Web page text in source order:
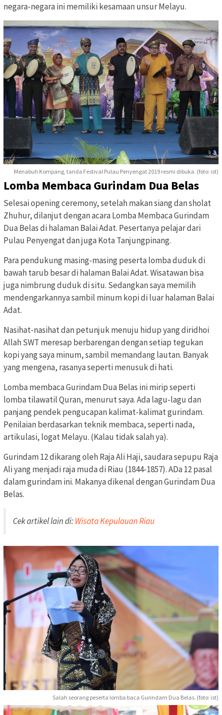
negara-negara ini memiliki kesamaan unsur Melayu.
Menabuh Kompang, tanda Festival Pulau Penyengat 2019 resmi dibuka. (foto: ist)
Lomba Membaca Gurindam Dua Belas
Selesai opening ceremony, setelah makan siang dan sholat
Zhuhur, dilanjut dengan acara Lomba Membaca Gurindam
Dua Belas di halaman Balai Adat. Pesertanya pelajar dari
Pulau Penyengat dan juga Kota Tanjungpinang.
Para pendukung masing-masing peserta lomba duduk di
bawah tarub besar di halaman Balai Adat. Wisatawan bisa
juga nimbrung duduk di situ. Sedangkan saya memilih
mendengarkannya sambil minum kopi di luar halaman Balai
Adat.
Nasihat-nasihat dan petunjuk menuju hidup yang diridhoi
Allah SWT meresap berbarengan dengan setiap tegukan
kopi yang saya minum, sambil memandang lautan. Banyak
yang mengena, rasanya seperti menusuk di hati.
Lomba membaca Gurindam Dua Belas ini mirip seperti
lomba tilawatil Quran, menurut saya. Ada lagu-lagu dan
panjang pendek pengucapan kalimat-kalimat gurindam.
Penilaian berdasarkan teknik membaca, seperti nada,
artikulasi, logat Melayu. (Kalau tidak salah ya).
Gurindam 12 dikarang oleh Raja Ali Haji, saudara sepupu Raja
Ali yang menjadi raja muda di Riau (1844-1857). ADa 12 pasal
dalam gurindam ini. Makanya dikenal dengan Gurindam Dua
Belas.
Cek artikel lain di:Wisata Kepulauan Riau
Salah seorang peserta lomba baca Gurindam Dua Belas. (foto: ist)